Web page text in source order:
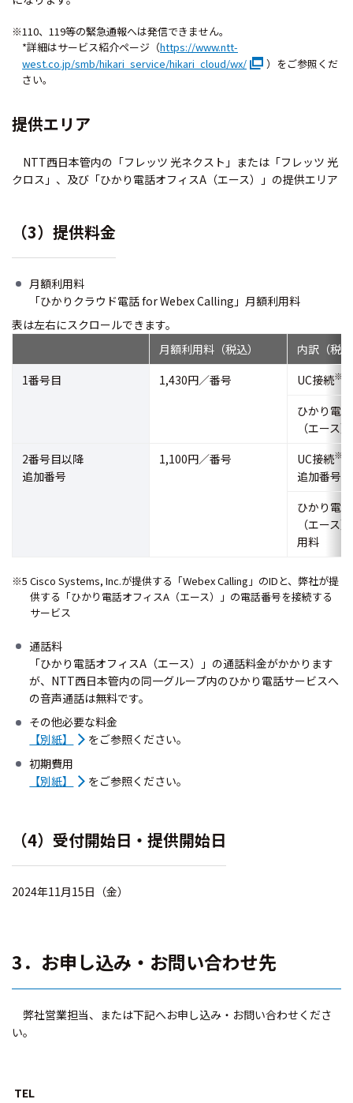
※110、119等の緊急通報へは発信できません。
*詳細はサービス紹介ページ（https://www.ntt-
west.co.jp/smb/hikari_service/hikari_cloud/wx/
）をご参照くだ
さい。
提供エリア
NTT西日本管内の「フレッツ 光ネクスト」または「フレッツ 光
クロス」、及び「ひかり電話オフィスA（エース）」の提供エリア
（3）提供料金
月額利用料
「ひかりクラウド電話 for Webex Calling」月額利用料
表は左右にスクロールできます。
月額利用料（税込）
内訳（税
1番号目
1,430円／番号 UC接続※5
ひかり電
（エース
2番号目以降
追加番号
1,100円／番号 UC接続※5
追加番号
ひかり電
（エース
用料
※5 Cisco Systems, Inc.が提供する「Webex Calling」のIDと、弊社が提
供する「ひかり電話オフィスA（エース）」の電話番号を接続する
サービス
通話料
「ひかり電話オフィスA（エース）」の通話料金がかかります
が、NTT西日本管内の同一グループ内のひかり電話サービスへ
の音声通話は無料です。
その他必要な料金
【別紙】
をご参照ください。
初期費用
【別紙】
をご参照ください。
（4）受付開始日・提供開始日
2024年11月15日（金）
3．お申し込み・お問い合わせ先
弊社営業担当、または下記へお申し込み・お問い合わせくださ
い。
TEL